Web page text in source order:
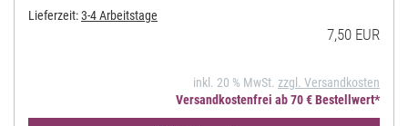
Lieferzeit:3-4 Arbeitstage
7,50 EUR
inkl. 20 % MwSt. zzgl. Versandkosten
Versandkostenfrei ab 70 € Bestellwert*